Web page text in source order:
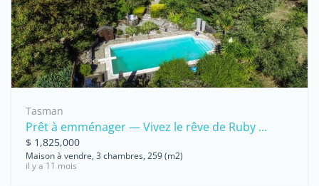
Tasman
Prêt à emménager — Vivez le rêve de Ruby ...
$ 1,825,000
Maison à vendre, 3 chambres, 259 (m2)
il y a 11 mois